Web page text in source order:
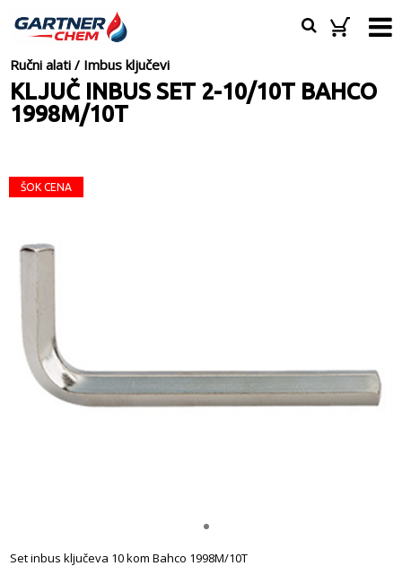
Ručni alati / Imbus ključevi
KLJUČ INBUS SET 2-10/10T BAHCO
1998M/10T
ŠOK CENA
Set inbus ključeva 10 kom Bahco 1998M/10T